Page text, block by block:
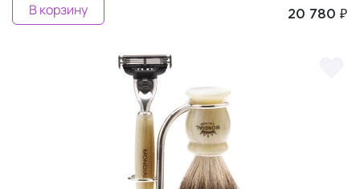
20 780 ₽
В корзину